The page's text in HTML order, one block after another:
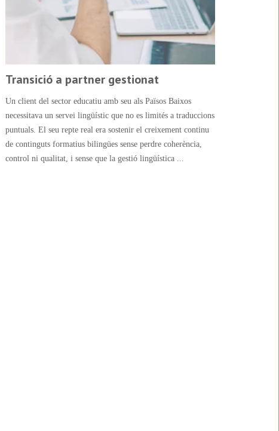
Transició a partner gestionat
Un client del sector educatiu amb seu als Països Baixos
necessitava un servei lingüístic que no es limités a traduccions
puntuals. El seu repte real era sostenir el creixement continu
de continguts formatius bilingües sense perdre coherència,
control ni qualitat, i sense que la gestió lingüística ...